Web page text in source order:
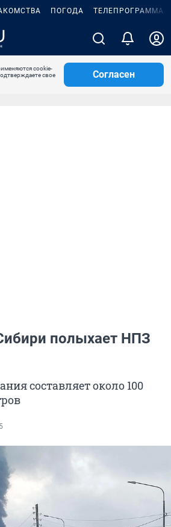
ПОГОДА ТЕЛЕПРОГРАММА
cookie-
свое
Согласен
полыхает НПЗ
составляет около 100